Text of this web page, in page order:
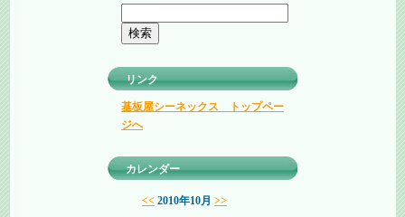
リンク
基板屋シーネックス トップペー
ジへ
カレンダー
<< 2010年10月 >>